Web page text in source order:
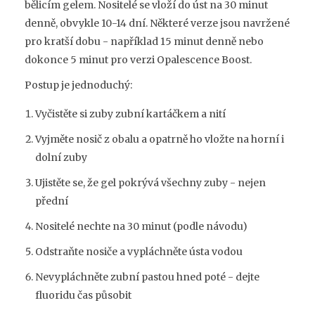
bělicím gelem. Nositelé se vloží do úst na 30 minut
denně, obvykle 10-14 dní. Některé verze jsou navržené
pro kratší dobu - například 15 minut denně nebo
dokonce 5 minut pro verzi Opalescence Boost.
Postup je jednoduchý:
Vyčistěte si zuby zubní kartáčkem a nití
Vyjměte nosič z obalu a opatrně ho vložte na horní i
dolní zuby
Ujistěte se, že gel pokrývá všechny zuby - nejen
přední
Nositelé nechte na 30 minut (podle návodu)
Odstraňte nosiče a vypláchněte ústa vodou
Nevypláchněte zubní pastou hned poté - dejte
fluoridu čas působit